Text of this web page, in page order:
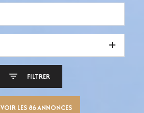
FILTRER
VOIR LES 86ANNONCES